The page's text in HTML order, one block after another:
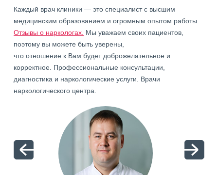
Каждый врач клиники — это специалист с высшим
медицинским образованием и огромным опытом работы.
Отзывы о наркологах. Мы уважаем своих пациентов,
поэтому вы можете быть уверены,
что отношение к Вам будет доброжелательное и
корректное. Профессиональные консультации,
диагностика и наркологические услуги. Врачи
наркологического центра.